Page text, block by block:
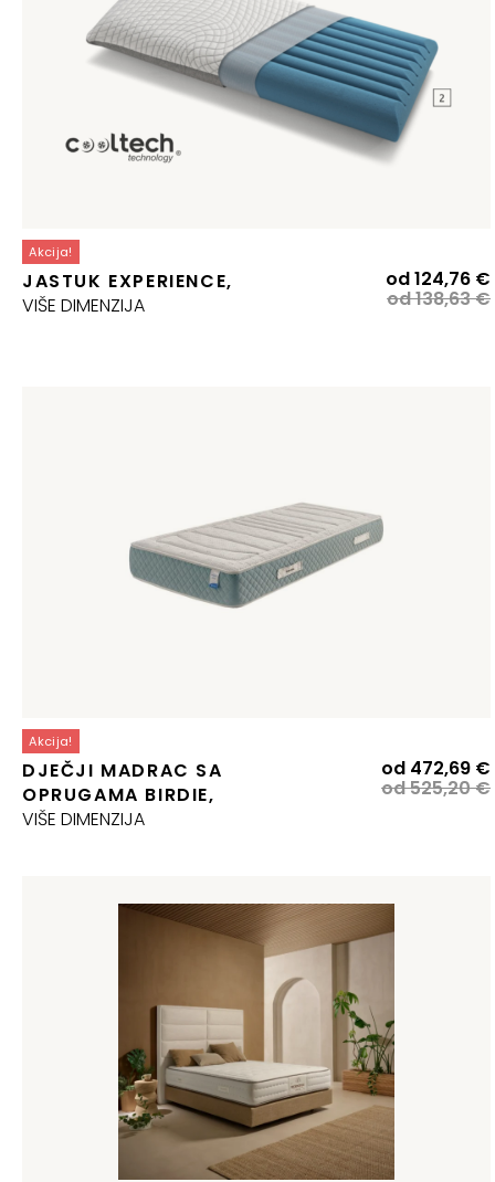
Akcija!
JASTUK EXPERIENCE,
VIŠE DIMENZIJA
od138,63€
od124,76 €
Akcija!
DJEČJI MADRAC SA
OPRUGAMA BIRDIE,
VIŠE DIMENZIJA
od525,20€
od 472,69 €